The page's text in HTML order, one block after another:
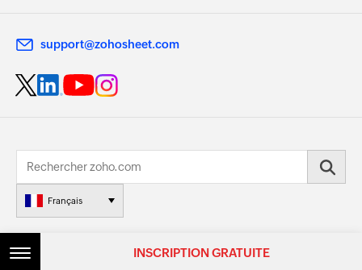
support@zohosheet.com
Français
© 2026, Zoho Corporation Pvt. Ltd. Tous les droits sont réservés.
INSCRIPTION GRATUITE